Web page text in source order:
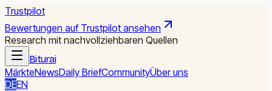
Trustpilot
Bewertungen auf Trustpilot ansehen
Research mit nachvollziehbaren Quellen
Biturai
MärkteNewsDaily BriefCommunityÜber uns
DEEN